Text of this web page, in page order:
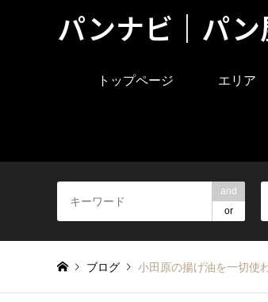
パンナビ｜パ
トップページ エリア
and
or
ブログ 小田原の揚げ油を一切使